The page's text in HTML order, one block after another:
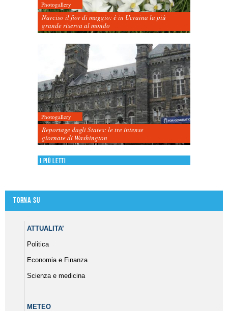
Photogallery
Narciso il fior di maggio: è in Ucraina la più
grande riserva al mondo
Photogallery
Reportage dagli States: le tre intense
giornate di Washington
I più letti
Torna su
ATTUALITA’
Politica
Economia e Finanza
Scienza e medicina
METEO